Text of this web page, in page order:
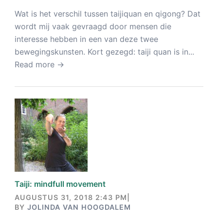
Wat is het verschil tussen taijiquan en qigong? Dat
wordt mij vaak gevraagd door mensen die
interesse hebben in een van deze twee
bewegingskunsten. Kort gezegd: taiji quan is in...
Read more →
Taiji: mindfull movement
AUGUSTUS 31, 2018 2:43 PM
BY JOLINDA VAN HOOGDALEM